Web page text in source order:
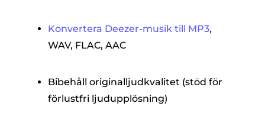
Konvertera Deezer-musik till MP3,
WAV, FLAC, AAC
Bibehåll originalljudkvalitet (stöd för
förlustfri ljudupplösning)